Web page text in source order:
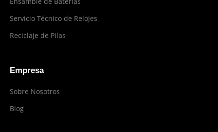
Servicio Técnico de Relojes
Reciclaje de Pilas
Empresa
Sobre Nosotros
Blog